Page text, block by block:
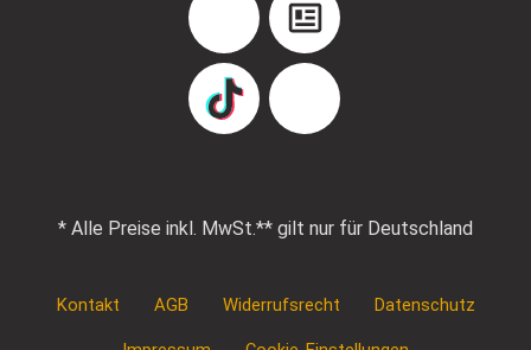
YouTube Blog
TikTok Pinterest
* Alle Preise inkl. MwSt.** gilt nur für Deutschland
Kontakt AGB Widerrufsrecht Datenschutz